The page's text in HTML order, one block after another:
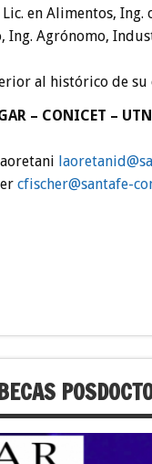
en Alimentos, Ing.
Ing. Agrónomo,
al histórico de su
– CONICET – UTN
as@di
nater
oal
efatn
as@re
hcsif
c